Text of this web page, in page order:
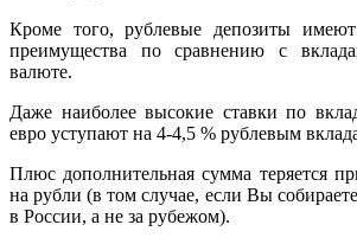
Кроме того, рублевые депозиты
преимущества по сравнению с
валюте.
Даже наиболее высокие ставки по
евро уступают на 4-4,5 % рублевым
Плюс дополнительная сумма теряется
на рубли (в том случае, если Вы
в России, а не за рубежом).